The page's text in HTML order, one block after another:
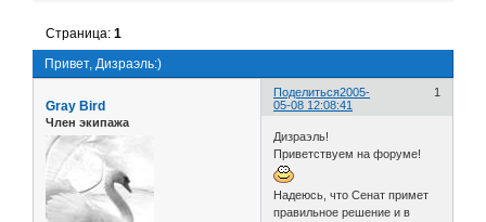
Привет, Дизраэль:)
Страница:1
Поделиться 1
2005-
05-08 12:08:41
Gray Bird
Член экипажа
Дизраэль!
Приветствуем на форуме!
Надеюсь, что Сенат примет
правильное решение и в